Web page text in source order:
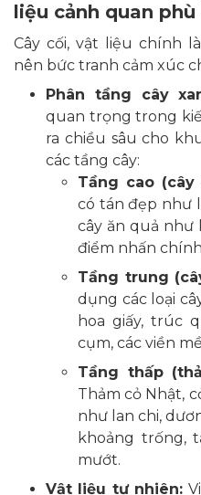
liệu cảnh quan phù
Cây cối, vật liệu chính
nên bức tranh cảm xúc
Phân tầng cây
quan trọng trong
ra chiều sâu cho
các tầng cây:
Tầng cao
có tán đẹp như
cây ăn quả như
điểm nhấn
Tầng trung
dụng các loại
hoa giấy, trúc
cụm, các viền
Tầng thấp
Thảm cỏ Nhật,
như lan chi,
khoảng trống,
mướt.
Vật liệu tự nhiên: